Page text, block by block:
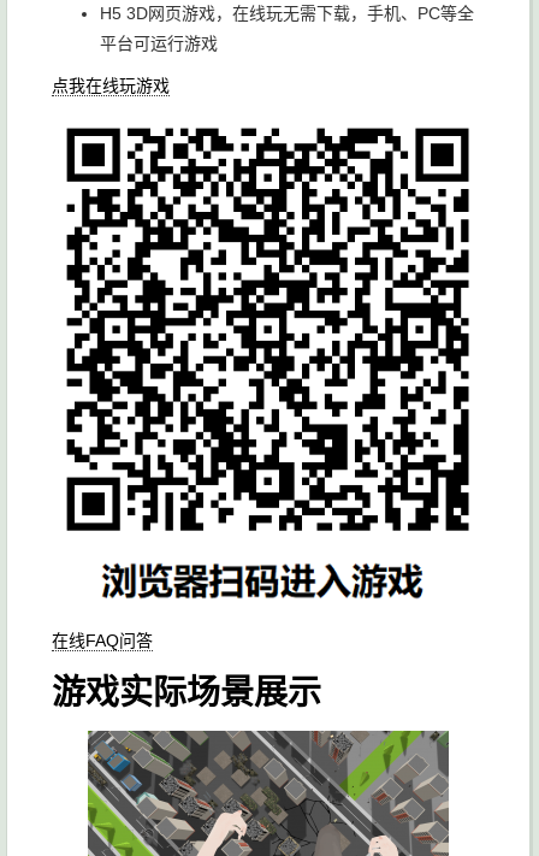
H5 3D网页游戏，在线玩无需下载，手机、PC等全
平台可运行游戏
点我在线玩游戏
在线FAQ问答
游戏实际场景展示